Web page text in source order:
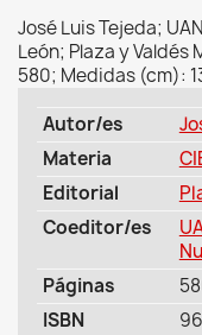
José Luis Tejeda;
León; Plaza y Valdés
580; Medidas (cm):
Autor/es
Materia
Editorial
Coeditor/es
Páginas
ISBN